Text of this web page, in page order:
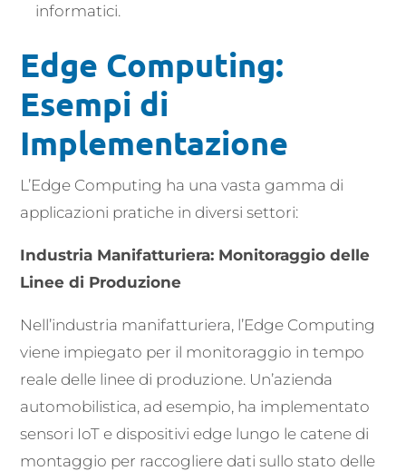
informatici.
Edge Computing:
Esempi di
Implementazione
L’Edge Computing ha una vasta gamma di
applicazioni pratiche in diversi settori:
Industria Manifatturiera: Monitoraggio delle
Linee di Produzione
Nell’industria manifatturiera, l’Edge Computing
viene impiegato per il monitoraggio in tempo
reale delle linee di produzione. Un’azienda
automobilistica, ad esempio, ha implementato
sensori IoT e dispositivi edge lungo le catene di
montaggio per raccogliere dati sullo stato delle